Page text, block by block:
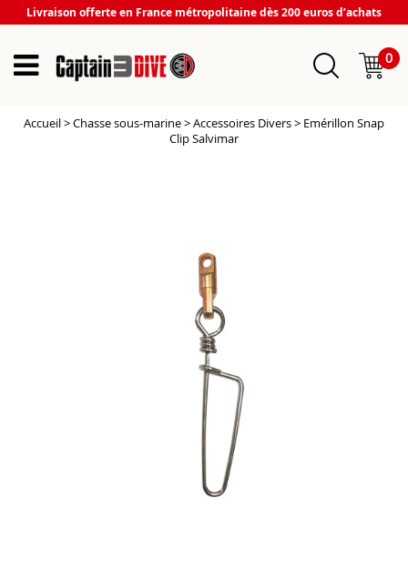
Livraison offerte en France métropolitaine dès 200 euros d’achats
0
Accueil>Chasse sous-marine>Accessoires Divers> Emérillon Snap
Clip Salvimar